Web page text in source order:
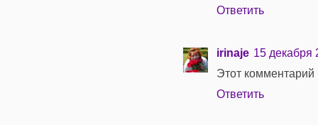
Ответить
irinaje 15 декабря
Этот
Ответить